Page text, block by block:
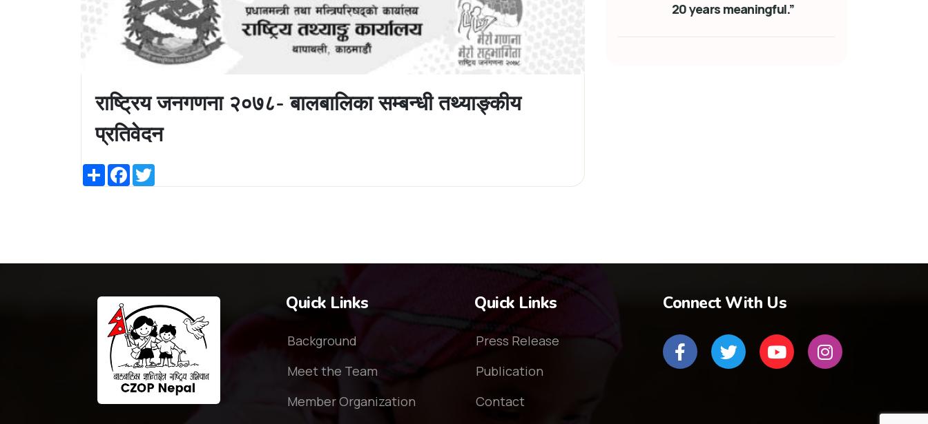
राष्ट्रिय जनगणना २०७८- बालबालिका सम्बन्धी तथ्याङ्कीय
प्रतिवेदन
ShareFacebook
20 years meaningful.”
Quick Links
Background
Meet the Team
Member Organization
Quick Links
Press Release
Publication
Contact
Connect With Us